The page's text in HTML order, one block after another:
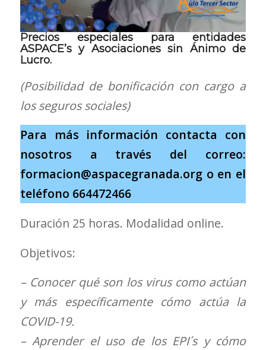
Precios especiales para entidades
ASPACE’s y Asociaciones sin Ánimo de
Lucro.
(Posibilidad de bonificación con cargo a
los seguros sociales)
Para más información contacta con
nosotros a través del correo:
formacion@aspacegranada.org o en el
teléfono 664472466
Duración 25 horas. Modalidad online.
Objetivos:
– Conocer qué son los virus como actúan
y más específicamente cómo actúa la
COVID-19.
– Aprender el uso de los EPI´s y cómo